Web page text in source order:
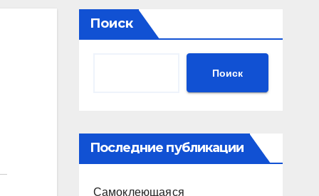
Поиск
Поиск
Последние публикации
Самоклеющаяся